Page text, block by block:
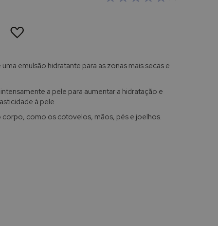
LISTA
emulsão hidratante para as zonas mais secas e
a pele para aumentar a hidratação e
à pele.
corpo, como os cotovelos, mãos, pés e joelhos.